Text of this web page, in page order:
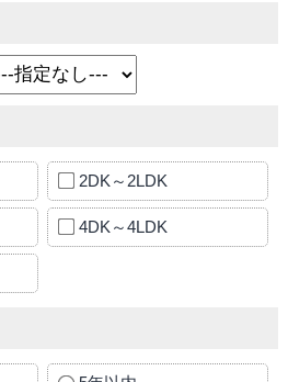
2DK～2LDK
4DK～4LDK